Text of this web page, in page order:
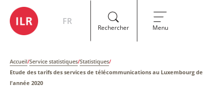
FR
Rechercher Menu
Accueil/Service statistiques/Statistiques/
Etude des tarifs des services de télécommunications au Luxembourg de
l'année 2020